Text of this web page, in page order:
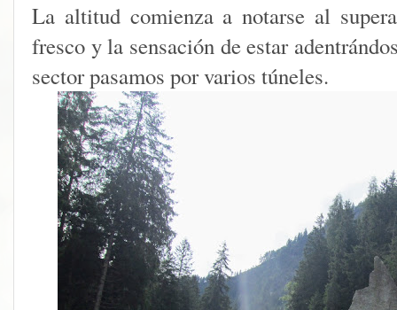
La altitud comienza a notarse al
fresco y la sensación de estar
sector pasamos por varios túneles.